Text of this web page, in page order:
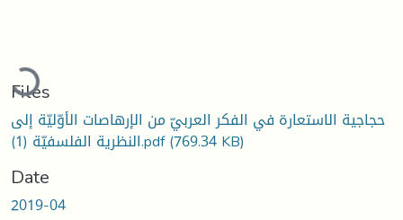
Files
حجاجية الاستعارة في الفكر العربيّ من الإرهاصات الأوّليّة إلى
النظرية الفلسفيّة (1).pdf(769.34 KB)
Date
2019-04